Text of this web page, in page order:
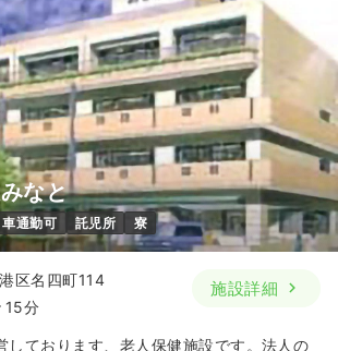
なと
車通勤可 託児所 寮
区名四町114
15分
施設詳細
しております、老人保健施設です。法人の